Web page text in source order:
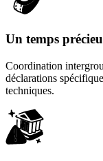
Un temps
Coordination
déclarations
techniques.